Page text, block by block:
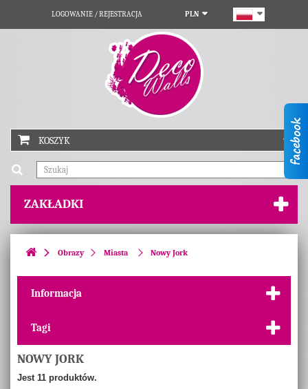
LOGOWANIE / REJESTRACJA PLN
KOSZYK
ZAKŁADKI
Obrazy Miasta Nowy Jork
Informacja
Tagi
NOWY JORK
Jest 11 produktów.